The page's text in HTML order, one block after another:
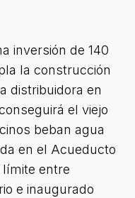
inversión de 140
la construcción
distribuidora en
el viejo
beban agua
en el Acueducto
límite entre
e inaugurado